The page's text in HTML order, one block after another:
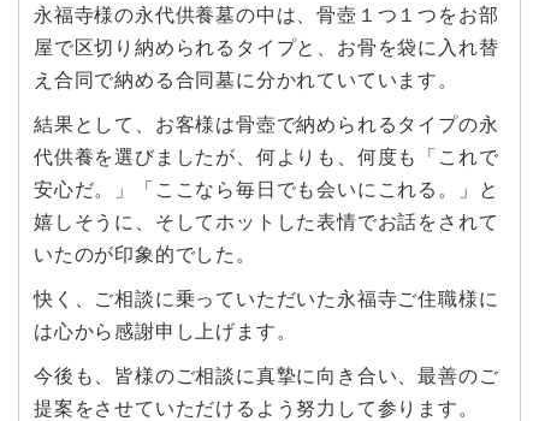
永福寺様の永代供養墓の中は、骨壺１つ１つをお部
屋で区切り納められるタイプと、お骨を袋に入れ替
え合同で納める合同墓に分かれていています。
結果として、お客様は骨壺で納められるタイプの永
代供養を選びましたが、何よりも、何度も「これで
安心だ。」「ここなら毎日でも会いにこれる。」と
嬉しそうに、そしてホットした表情でお話をされて
いたのが印象的でした。
快く、ご相談に乗っていただいた永福寺ご住職様に
は心から感謝申し上げます。
今後も、皆様のご相談に真摯に向き合い、最善のご
提案をさせていただけるよう努力して参ります。